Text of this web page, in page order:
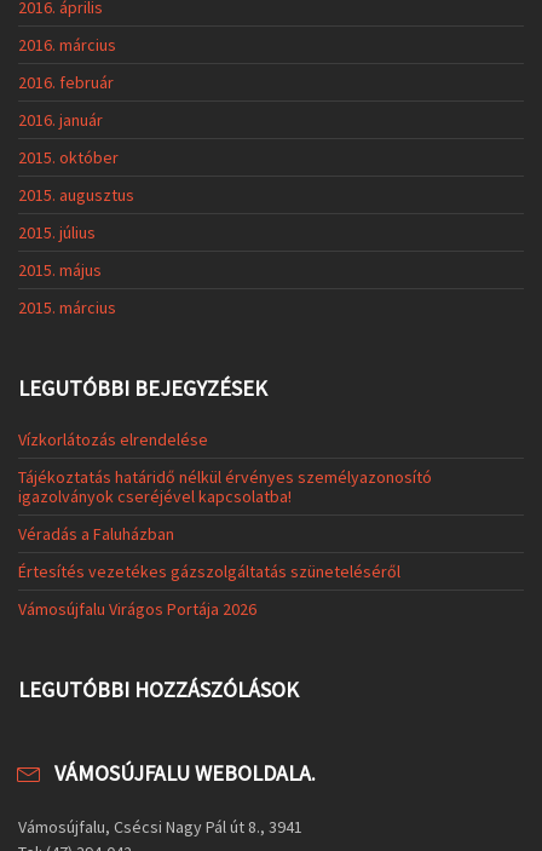
LEGUTÓBBI BEJEGYZÉSEK
igazolványok cseréjével kapcsolatba!
Véradás a Faluházban
Értesítés vezetékes gázszolgáltatás szüneteléséről
Vámosújfalu Virágos Portája 2026
LEGUTÓBBI HOZZÁSZÓLÁSOK
VÁMOSÚJFALU WEBOLDALA.
Tel: (47) 394-042
Email: vamosujfalu@gmail.com
Adatkezelési tájékoztató
Vámosújfalu - © 2017